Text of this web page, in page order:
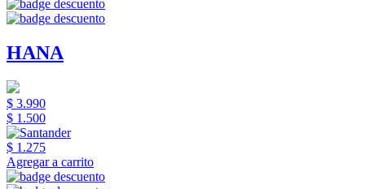
HANA
$ 3.990
$ 1.500
$ 1.275
Agregar a carrito